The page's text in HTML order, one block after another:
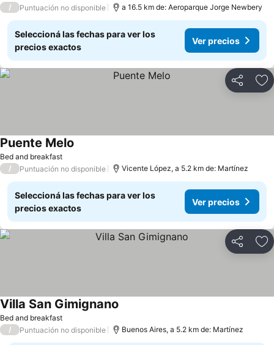
/ Puntuación no disponible a 16.5 km de: Aeroparque Jorge Newbery
Seleccioná las fechas para ver los
precios exactos
Ver precios
Compartir
Bed and breakfast
Puente Melo
/ Puntuación no disponible Vicente López, a 5.2 km de: Martínez
Seleccioná las fechas para ver los
precios exactos
Ver precios
Compartir
Bed and breakfast
Villa San Gimignano
/ Puntuación no disponible Buenos Aires, a 5.2 km de: Martínez